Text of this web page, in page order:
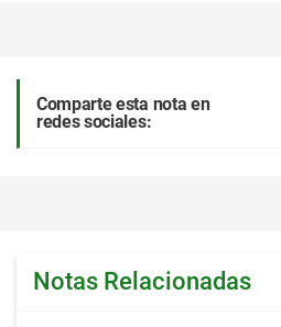
Comparte esta nota en
redes sociales:
Notas Relacionadas